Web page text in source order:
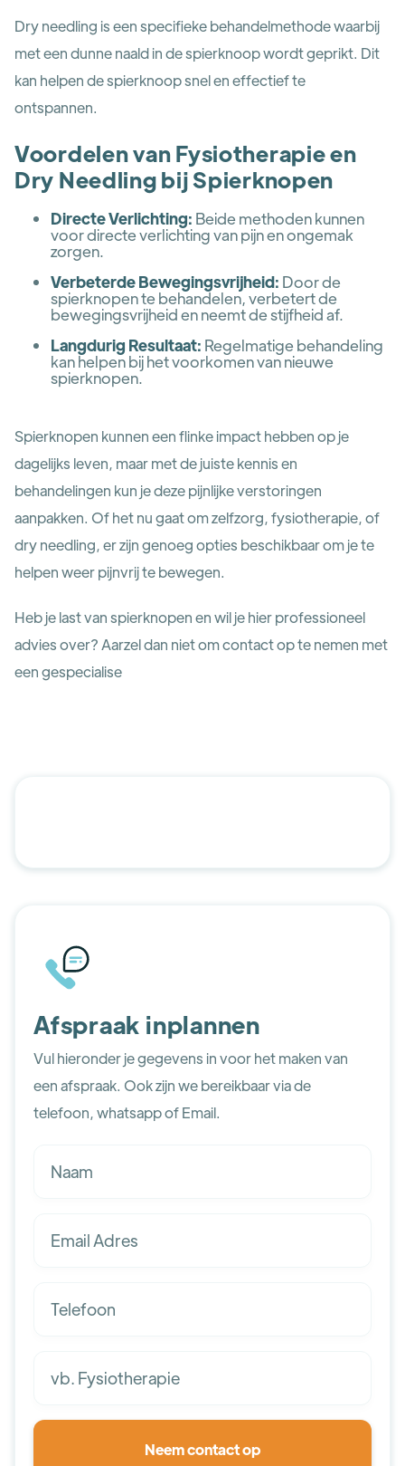
Dry needling is een specifieke behandelmethode waarbij
met een dunne naald in de spierknoop wordt geprikt. Dit
kan helpen de spierknoop snel en effectief te
ontspannen.
Voordelen van Fysiotherapie en
Dry Needling bij Spierknopen
Directe Verlichting: Beide methoden kunnen
voor directe verlichting van pijn en ongemak
zorgen.
Verbeterde Bewegingsvrijheid: Door de
spierknopen te behandelen, verbetert de
bewegingsvrijheid en neemt de stijfheid af.
Langdurig Resultaat: Regelmatige behandeling
kan helpen bij het voorkomen van nieuwe
spierknopen.
Spierknopen kunnen een flinke impact hebben op je
dagelijks leven, maar met de juiste kennis en
behandelingen kun je deze pijnlijke verstoringen
aanpakken. Of het nu gaat om zelfzorg, fysiotherapie, of
dry needling, er zijn genoeg opties beschikbaar om je te
helpen weer pijnvrij te bewegen.
Heb je last van spierknopen en wil je hier professioneel
advies over? Aarzel dan niet om contact op te nemen met
een gespecialise
Afspraak inplannen
Vul hieronder je gegevens in voor het maken van
een afspraak. Ook zijn we bereikbaar via de
telefoon, whatsapp of Email.